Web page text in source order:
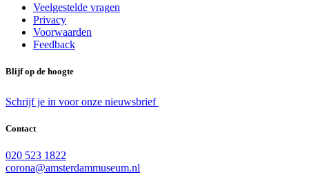
Veelgestelde vragen
Privacy
Voorwaarden
Feedback
Blijf op de hoogte
Schrijf je in voor onze nieuwsbrief
Contact
020 523 1822
corona@amsterdammuseum.nl